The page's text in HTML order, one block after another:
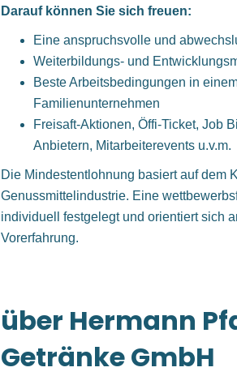
Darauf können Sie sich freuen:
Eine anspruchsvolle und
Weiterbildungs- und
Beste Arbeitsbedingungen in
Familienunternehmen
Freisaft-Aktionen, Öffi-Ticket, Job
Anbietern, Mitarbeiterevents u.v.m.
Die Mindestentlohnung basiert auf dem
Genussmittelindustrie. Eine
individuell festgelegt und orientiert sich
Vorerfahrung.
über Hermann
Getränke GmbH